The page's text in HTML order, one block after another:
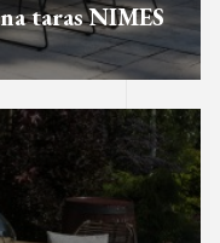
taras NIMES